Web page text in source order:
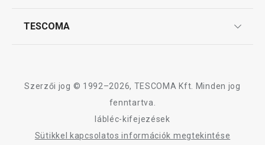
Reklamáció és termékvisszaküldés
TESCOMA
Szerzői jog © 1992–2026, TESCOMA Kft. Minden jog
fenntartva.
lábléc-kifejezések
Sütikkel kapcsolatos információk megtekintése